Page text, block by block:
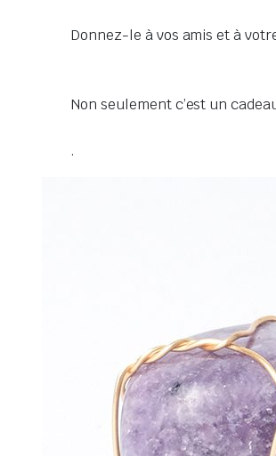
Donnez-le à vos amis et à
Non seulement c’est un
.